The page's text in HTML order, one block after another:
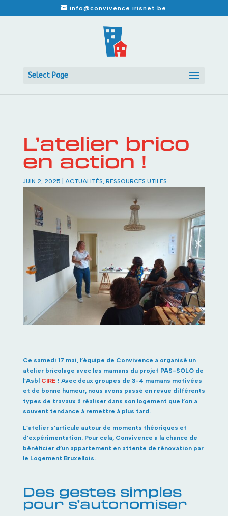
info@convivence.irisnet.be
Select Page
L’atelier brico
en action !
JUIN 2, 2025 ACTUALITÉS, RESSOURCES UTILES
Ce samedi 17 mai, l’équipe de Convivence a organisé un
atelier bricolage avec les mamans du projet PAS-SOLO de
l’Asbl CIRE ! Avec deux groupes de 3-4 mamans motivées
et de bonne humeur, nous avons passé en revue différents
types de travaux à réaliser dans son logement que l’on a
souvent tendance à remettre à plus tard.
L’atelier s’articule autour de moments théoriques et
d’expérimentation. Pour cela, Convivence a la chance de
bénéficier d’un appartement en attente de rénovation par
le Logement Bruxellois.
Des gestes simples
pour s’autonomiser